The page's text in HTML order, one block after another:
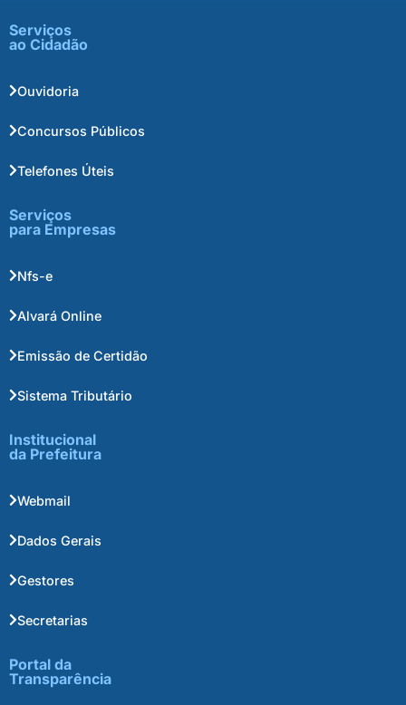
Serviços
ao Cidadão
Ouvidoria
Concursos Públicos
Telefones Úteis
Serviços
para Empresas
Nfs-e
Alvará Online
Emissão de Certidão
Sistema Tributário
Institucional
da Prefeitura
Webmail
Dados Gerais
Gestores
Secretarias
Portal da
Transparência